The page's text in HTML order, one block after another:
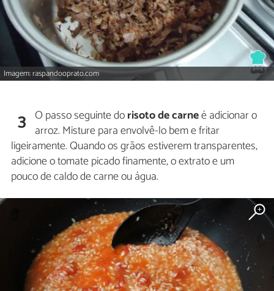
Imagem: raspandooprato.com
3 O passo seguinte dorisoto de carneé adicionar o
arroz. Misture para envolvê-lo bem e fritar
ligeiramente. Quando os grãos estiverem transparentes,
adicione o tomate picado finamente, o extrato e um
pouco de caldo de carne ou água.